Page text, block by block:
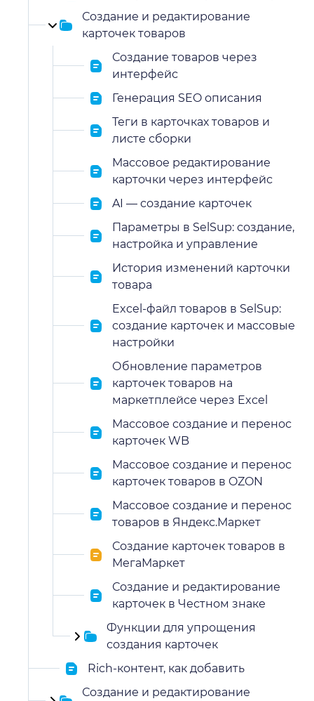
Создание и редактирование
карточек товаров
Создание товаров через
интерфейс
Генерация SEO описания
Теги в карточках товаров и
листе сборки
Массовое редактирование
карточки через интерфейс
AI — создание карточек
Параметры в SelSup: создание,
настройка и управление
История изменений карточки
товара
Excel-файл товаров в SelSup:
создание карточек и массовые
настройки
Обновление параметров
карточек товаров на
маркетплейсе через Excel
Массовое создание и перенос
карточек WB
Массовое создание и перенос
карточек товаров в OZON
Массовое создание и перенос
товаров в Яндекс.Маркет
Создание карточек товаров в
МегаМаркет
Создание и редактирование
карточек в Честном знаке
Функции для упрощения
создания карточек
Rich-контент, как добавить
Создание и редактирование